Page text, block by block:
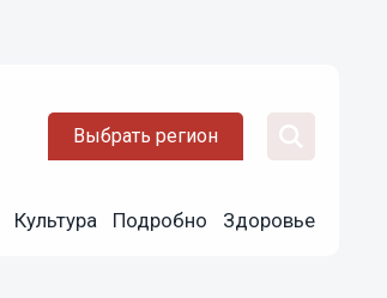
Выбрать регион
Культура Подробно Здоровье